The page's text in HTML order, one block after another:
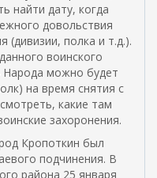
найти дату, когда
довольствия
(дивизии, полка и т.д.).
воинского
Народа можно будет
на время снятия с
какие там
захоронения.
Кропоткин был
подчинения. В
района 25 января